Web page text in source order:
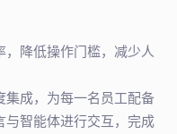
，降低操作门槛，减少人
集成，为每一名员工配备
与智能体进行交互，完成